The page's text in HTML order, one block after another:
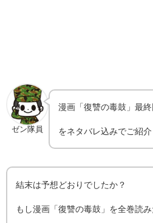
ゼン隊員
漫画「復讐の毒鼓」最
をネタバレ込みでご紹介
結末は予想どおりでしたか？
もし漫画「復讐の毒鼓」を全巻読